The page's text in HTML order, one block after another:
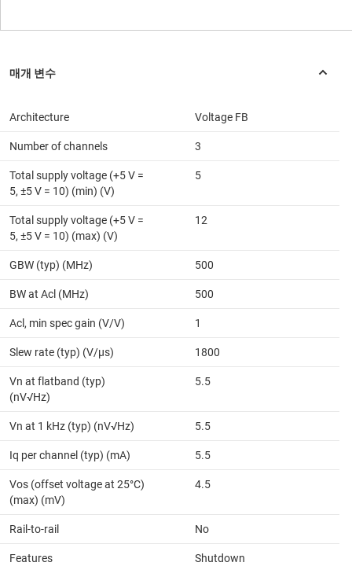
Architecture Voltage FB
Number of channels 3
Total supply voltage (+5 V =
5, ±5 V = 10) (min) (V)
5
Total supply voltage (+5 V =
5, ±5 V = 10) (max) (V)
12
GBW (typ) (MHz) 500
BW at Acl (MHz) 500
Acl, min spec gain (V/V) 1
Slew rate (typ) (V/µs) 1800
Vn at flatband (typ)
(nV√Hz)
5.5
Vn at 1 kHz (typ) (nV√Hz) 5.5
Iq per channel (typ) (mA) 5.5
Vos (offset voltage at 25°C)
(max) (mV)
4.5
Rail-to-rail No
Features Shutdown